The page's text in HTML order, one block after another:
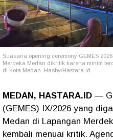
Suasana opening ceremony GEMES
Merdeka Medan dikritik karena minim
di Kota Medan. Hasby/Hastara.id
MEDAN, HASTARA.ID —
(GEMES) IX/2026 yang
Medan di Lapangan
kembali menuai kritik.